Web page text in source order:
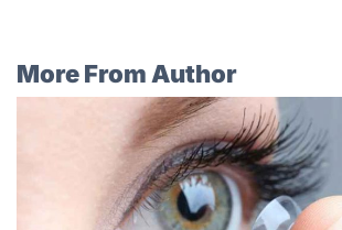
More From Author